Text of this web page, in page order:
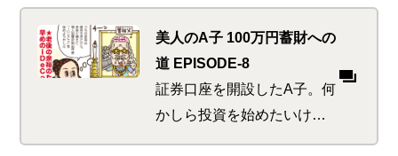
がらなかなかのマネ活美人
を自負できると思った途端
に、神から鉄槌の如きダメ
出しが！？
美人のA子 100万円蓄財への
道 EPISODE-8
証券口座を開設したA子。何
かしら投資を始めたいけれ
ど、何から始めようか迷っ